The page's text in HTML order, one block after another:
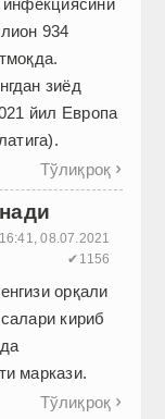
инфекциясини
934
зиёд
йил Европа
Тўлиқроқ 
08.07.2021
✔1156
орқали
кириб
маркази.
Тўлиқроқ 